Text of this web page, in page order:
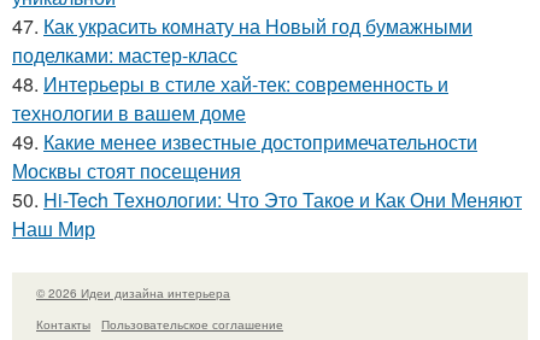
47. Как украсить комнату на Новый год бумажными
поделками: мастер-класс
48. Интерьеры в стиле хай-тек: современность и
технологии в вашем доме
49. Какие менее известные достопримечательности
Москвы стоят посещения
50. Hi-Tech Технологии: Что Это Такое и Как Они Меняют
Наш Мир
© 2026 Идеи дизайна интерьера
Контакты
Пользовательское соглашение